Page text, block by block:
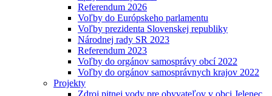
Referendum 2026
Voľby do Európskeho parlamentu
Voľby prezidenta Slovenskej republiky
Národnej rady SR 2023
Referendum 2023
Voľby do orgánov samosprávy obcí 2022
Voľby do orgánov samosprávnych krajov 2022
Projekty
Zdroj pitnej vody pre obyvateľov v obci Jelenec